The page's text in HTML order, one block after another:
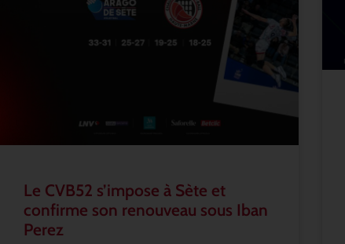
Le CVB52 s’impose à Sète et
confirme son renouveau sous Iban
Perez